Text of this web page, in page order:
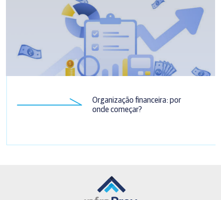
Organização financeira: por
onde começar?